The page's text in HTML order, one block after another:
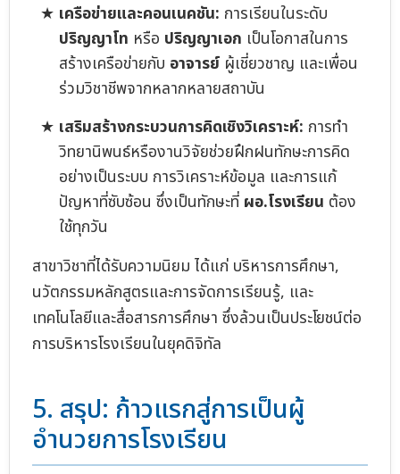
เครือข่ายและคอนเนคชัน: การเรียนในระดับ
ปริญญาโท หรือ ปริญญาเอก เป็นโอกาสในการ
สร้างเครือข่ายกับ อาจารย์ ผู้เชี่ยวชาญ และเพื่อน
ร่วมวิชาชีพจากหลากหลายสถาบัน
เสริมสร้างกระบวนการคิดเชิงวิเคราะห์: การทำ
วิทยานิพนธ์หรืองานวิจัยช่วยฝึกฝนทักษะการคิด
อย่างเป็นระบบ การวิเคราะห์ข้อมูล และการแก้
ปัญหาที่ซับซ้อน ซึ่งเป็นทักษะที่ ผอ.โรงเรียน ต้อง
ใช้ทุกวัน
สาขาวิชาที่ได้รับความนิยม ได้แก่ บริหารการศึกษา,
นวัตกรรมหลักสูตรและการจัดการเรียนรู้, และ
เทคโนโลยีและสื่อสารการศึกษา ซึ่งล้วนเป็นประโยชน์ต่อ
การบริหารโรงเรียนในยุคดิจิทัล
5. สรุป: ก้าวแรกสู่การเป็นผู้
อำนวยการโรงเรียน